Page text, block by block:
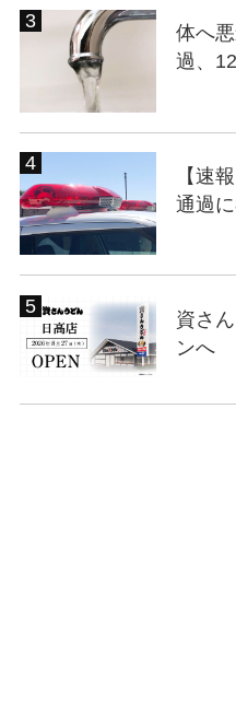
体へ
過、
【速
通過
資さ
ンへ